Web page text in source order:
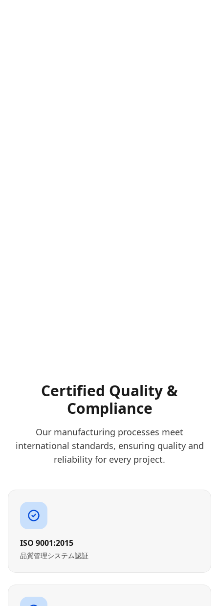
Certified Quality &
Compliance
Our manufacturing processes meet
international standards, ensuring quality and
reliability for every project.
ISO 9001:2015
品質管理システム認証